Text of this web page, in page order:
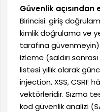
Güvenlik
Birincisi: giriş
kimlik doğrulama ve
tarafına
izleme (saldırı
listesi yıllık olarak
injection, XSS, CSRF
vektörleridir. Sızma
kod güvenlik analizi